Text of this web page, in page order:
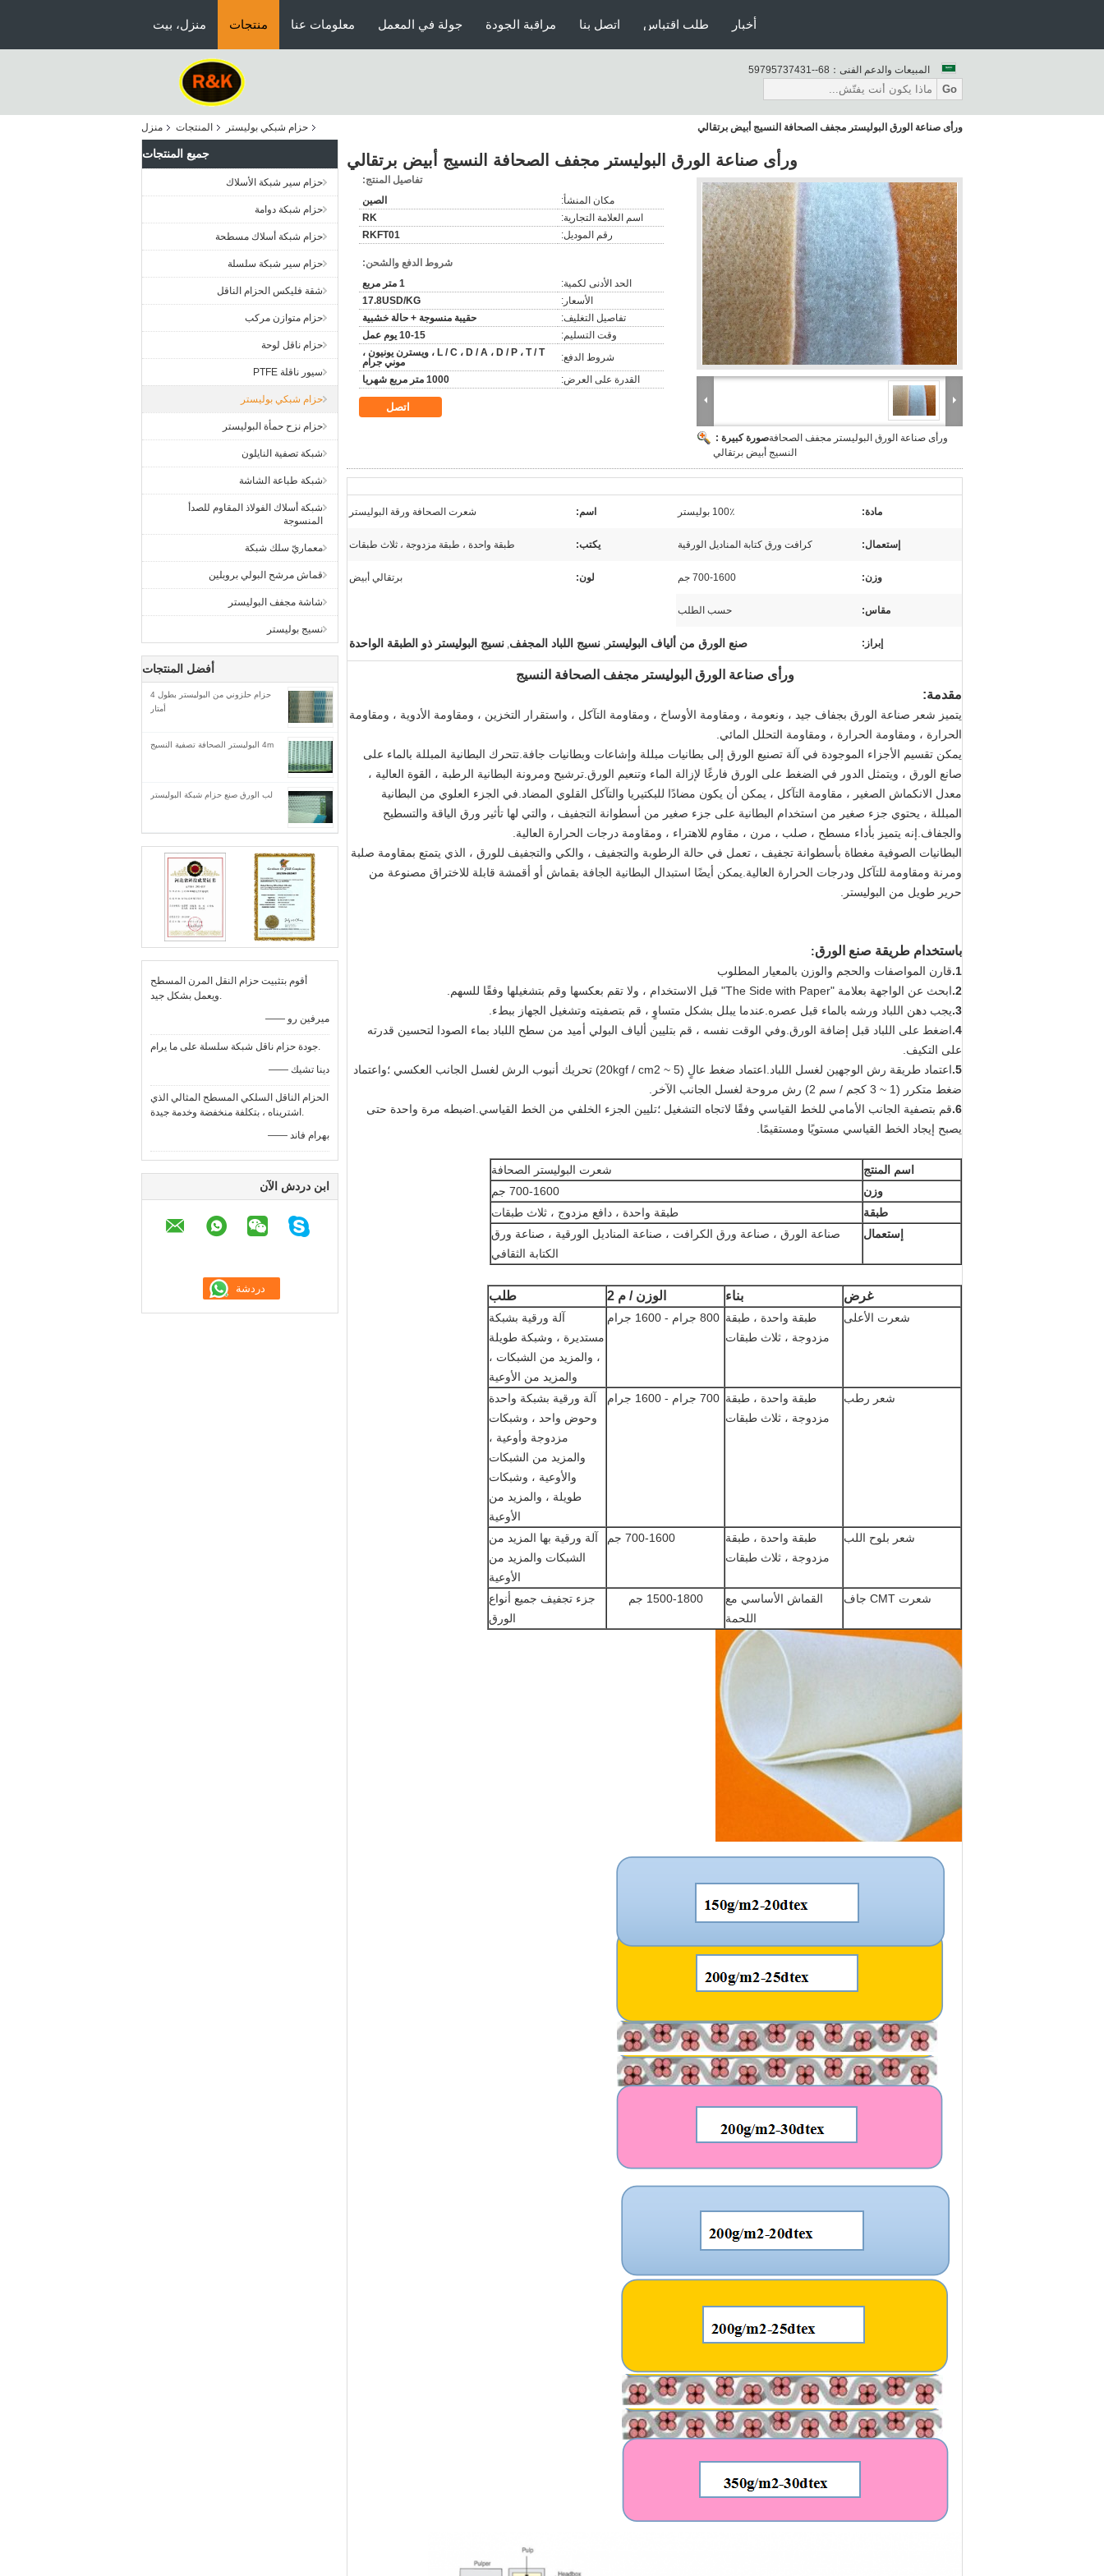
منزل، بيت منتجات معلومات عنا جولة في المعمل مراقبة الجودة اتصل بنا طلب اقتباس أخبار
المبيعات والدعم الفنى： 86--13473759795
Go
منزل المنتجات حزام شبكي بوليستر ورأى صناعة الورق البوليستر مجفف الصحافة النسيج أبيض برتقالي
جميع المنتجات
حزام سير شبكة الأسلاك
حزام شبكة دوامة
حزام شبكة أسلاك مسطحة
حزام سير شبكة سلسلة
شقة فليكس الحزام الناقل
حزام متوازن مركب
حزام ناقل لوحة
سيور ناقلة PTFE
حزام شبكي بوليستر
حزام نزح حمأة البوليستر
شبكة تصفية النايلون
شبكة طباعة الشاشة
شبكة أسلاك الفولاذ المقاوم للصدأ
المنسوجة
معماريّ سلك شبكة
قماش مرشح البولي بروبلين
شاشة مجفف البوليستر
نسيج بوليستر
أفضل المنتجات
حزام حلزوني من البوليستر بطول 4
أمتار
4m البوليستر الصحافة تصفية النسيج
لب الورق صنع حزام شبكة البوليستر
أقوم بتثبيت حزام النقل المرن المسطح
ويعمل بشكل جيد.
—— ميرفين رو
جودة حزام ناقل شبكة سلسلة على ما يرام.
—— دينا تشيك
الحزام الناقل السلكي المسطح المثالي الذي
اشتريناه ، بتكلفة منخفضة وخدمة جيدة.
—— بهرام فاند
ابن دردش الآن
ورأى صناعة الورق البوليستر مجفف الصحافة النسيج أبيض برتقالي
صورة كبيرة :ورأى صناعة الورق البوليستر مجفف الصحافة
النسيج أبيض برتقالي
تفاصيل المنتج:
مكان المنشأ:
الصين
اسم العلامة التجارية:
RK
رقم الموديل:
RKFT01
شروط الدفع والشحن:
الحد الأدنى لكمية:
1 متر مربع
الأسعار:
17.8USD/KG
تفاصيل التغليف:
حقيبة منسوجة + حالة خشبية
وقت التسليم:
10-15 يوم عمل
شروط الدفع:
L / C ، D / A ، D / P ، T / T ، ويسترن يونيون ،
موني جرام
القدرة على العرض:
1000 متر مربع شهريا
اتصل
مادة: 100٪ بوليستر اسم: شعرت الصحافة ورقة البوليستر
إستعمال: كرافت ورق كتابة المناديل الورقية يكتب: طبقة واحدة ، طبقة مزدوجة ، ثلاث طبقات
وزن: 700-1600 جم لون: برتقالي أبيض
مقاس: حسب الطلب
إبراز: صنع الورق من ألياف البوليستر , نسيج اللباد المجفف, نسيج البوليستر ذو الطبقة الواحدة
ورأى صناعة الورق البوليستر مجفف الصحافة النسيج
مقدمة:
يتميز شعر صناعة الورق بجفاف جيد ، ونعومة ، ومقاومة الأوساخ ، ومقاومة التآكل ، واستقرار التخزين ، ومقاومة الأدوية ، ومقاومة
الحرارة ، ومقاومة الحرارة ، ومقاومة التحلل المائي.
يمكن تقسيم الأجزاء الموجودة في آلة تصنيع الورق إلى بطانيات مبللة وإشاعات وبطانيات جافة.تتحرك البطانية المبللة بالماء على
صانع الورق ، ويتمثل الدور في الضغط على الورق فارغًا لإزالة الماء وتنعيم الورق.ترشيح ومرونة البطانية الرطبة ، القوة العالية ،
معدل الانكماش الصغير ، مقاومة التآكل ، يمكن أن يكون مضادًا للبكتيريا والتآكل القلوي المضاد.في الجزء العلوي من البطانية
المبللة ، يحتوي جزء صغير من استخدام البطانية على جزء صغير من أسطوانة التجفيف ، والتي لها تأثير ورق الياقة والتسطيح
والجفاف.إنه يتميز بأداء مسطح ، صلب ، مرن ، مقاوم للاهتراء ، ومقاومة درجات الحرارة العالية.
البطانيات الصوفية مغطاة بأسطوانة تجفيف ، تعمل في حالة الرطوبة والتجفيف ، والكي والتجفيف للورق ، الذي يتمتع بمقاومة صلبة
ومرنة ومقاومة للتآكل ودرجات الحرارة العالية.يمكن أيضًا استبدال البطانية الجافة بقماش أو أقمشة قابلة للاختراق مصنوعة من
حرير طويل من البوليستر.
باستخدام طريقة صنع الورق:
1. قارن المواصفات والحجم والوزن بالمعيار المطلوب
2. ابحث عن الواجهة بعلامة "The Side with Paper" قبل الاستخدام ، ولا تقم بعكسها وقم بتشغيلها وفقًا للسهم.
3. يجب دهن اللباد ورشه بالماء قبل عصره.عندما يبلل بشكل متساوٍ ، قم بتصفيته وتشغيل الجهاز ببطء.
4. اضغط على اللباد قبل إضافة الورق.وفي الوقت نفسه ، قم بتليين ألياف البولي أميد من سطح اللباد بماء الصودا لتحسين قدرته
على التكيف.
5.
اعتماد طريقة رش الوجهين لغسل اللباد.اعتماد ضغط عالٍ (5 ~ 20kgf / cm2) تحريك أنبوب الرش لغسل الجانب العكسي ؛واعتماد
ضغط متكرر (1 ~ 3 كجم / سم 2) رش مروحة لغسل الجانب الآخر.
6. قم بتصفية الجانب الأمامي للخط القياسي وفقًا لاتجاه التشغيل ؛تليين الجزء الخلفي من الخط القياسي.اضبطه مرة واحدة حتى
يصبح إيجاد الخط القياسي مستويًا ومستقيمًا.
اسم المنتج
شعرت البوليستر الصحافة
وزن
700-1600 جم
طبقة
طبقة واحدة ، دافع مزدوج ، ثلاث طبقات
إستعمال
صناعة الورق ، صناعة ورق الكرافت ، صناعة المناديل الورقية ، صناعة ورق
الكتابة الثقافي
غرض بناء الوزن / م 2 طلب
شعرت الأعلى
طبقة واحدة ، طبقة
مزدوجة ، ثلاث طبقات
800 جرام - 1600 جرام
آلة ورقية بشبكة
مستديرة ، وشبكة طويلة
، والمزيد من الشبكات ،
والمزيد من الأوعية
شعر رطب
طبقة واحدة ، طبقة
مزدوجة ، ثلاث طبقات
700 جرام - 1600 جرام
آلة ورقية بشبكة واحدة
وحوض واحد ، وشبكات
مزدوجة وأوعية ،
والمزيد من الشبكات
والأوعية ، وشبكات
طويلة ، والمزيد من
الأوعية
شعر بلوح اللب
طبقة واحدة ، طبقة
مزدوجة ، ثلاث طبقات
700-1600 جم
آلة ورقية بها المزيد من
الشبكات والمزيد من
الأوعية
شعرت CMT جاف
القماش الأساسي مع
اللحمة
1500-1800 جم
جزء تجفيف جميع أنواع
الورق